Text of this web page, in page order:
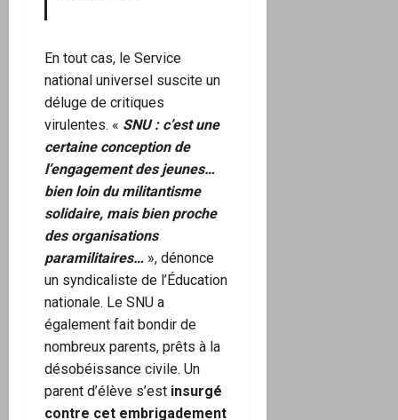
En tout cas, le Service
national universel suscite un
déluge de critiques
virulentes. « SNU : c’est une
certaine conception de
l’engagement des jeunes…
bien loin du militantisme
solidaire, mais bien proche
des organisations
paramilitaires… », dénonce
un syndicaliste de l’Éducation
nationale. Le SNU a
également fait bondir de
nombreux parents, prêts à la
désobéissance civile. Un
parent d’élève s’est insurgé
contre cet embrigadement